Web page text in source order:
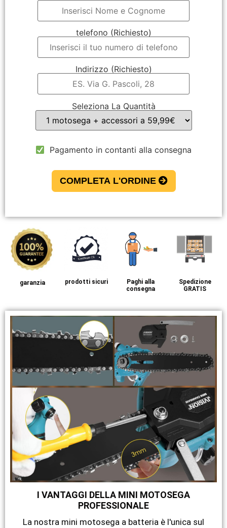
telefono (Richiesto)
Indirizzo (Richiesto)
Seleziona La Quantità
Pagamento in contanti alla consegna
COMPLETA L'ORDINE
garanzia prodotti sicuri
Paghi alla
consegna
Spedizione
GRATIS
I VANTAGGI DELLA MINI MOTOSEGA
PROFESSIONALE
La nostra mini motosega a batteria è l'unica sul